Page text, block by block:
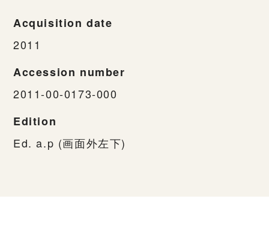
Acquisition date
2011
Accession number
2011-00-0173-000
Edition
Ed. a.p (画面外左下)